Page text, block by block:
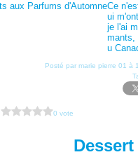
Ce
ui
je l'ai
mants,
u
Posté par marie pierre 01 à
0 vote